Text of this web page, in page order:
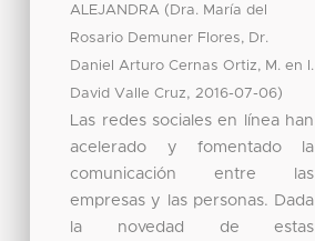
ALEJANDRA ( Dra. María del
Rosario Demuner Flores, Dr.
Daniel Arturo Cernas Ortiz, M. en I.
David Valle Cruz, 2016-07-06)
Las redes sociales en línea han
acelerado y fomentado la
comunicación entre las
empresas y las personas. Dada
la novedad de estas